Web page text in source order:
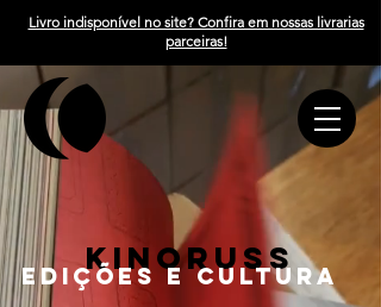
Livro indisponível no site? Confira em nossas livrarias
parceiras!
KINORUSS
ediçõesecultura